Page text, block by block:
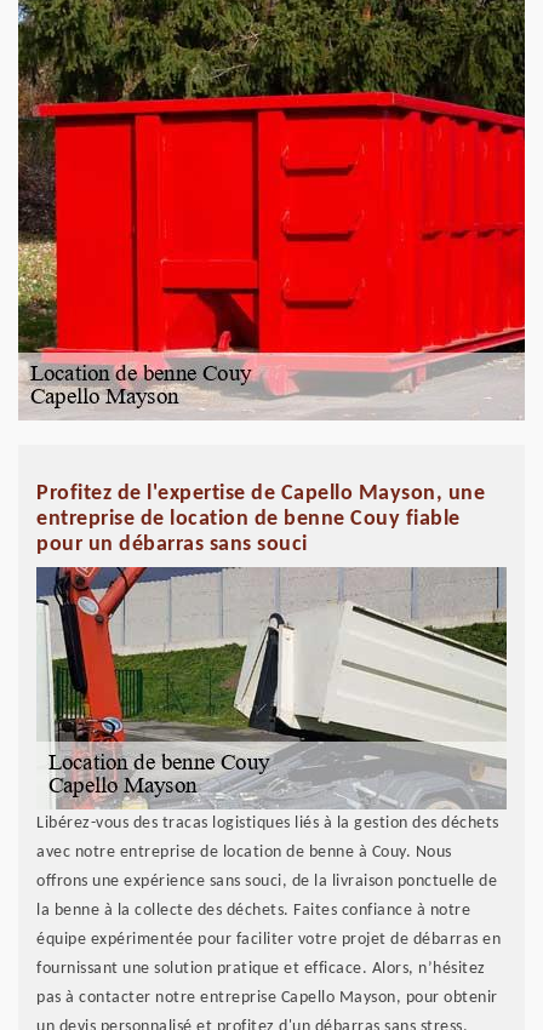
Profitez de l'expertise de Capello Mayson, une
entreprise de location de benne Couy fiable
pour un débarras sans souci
Libérez-vous des tracas logistiques liés à la gestion des déchets
avec notre entreprise de location de benne à Couy. Nous
offrons une expérience sans souci, de la livraison ponctuelle de
la benne à la collecte des déchets. Faites confiance à notre
équipe expérimentée pour faciliter votre projet de débarras en
fournissant une solution pratique et efficace. Alors, n’hésitez
pas à contacter notre entreprise Capello Mayson, pour obtenir